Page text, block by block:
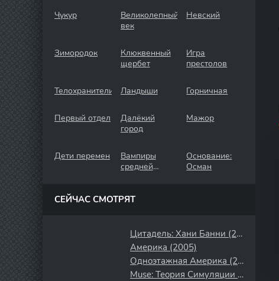
Чукур
Великолепный
век
Невский
Зимородок
Клюквенный
щербет
Игра
престолов
Телохранители Ландыши Горничная
Первый отдел
Далёкий
город
Мажор
Дети перемен
Вампиры
средней
Основание:
Осман
СЕЙЧАС СМОТРЯТ
Цитадель: Хани Банни (2024)
Америка (2005)
Одноэтажная Америка (2008)
Muse: Теория Симуляции (2020)